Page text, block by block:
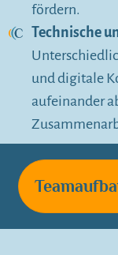
fördern.
Technische
und digitale
aufeinander